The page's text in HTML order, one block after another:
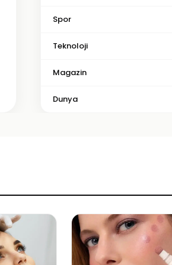
Spor
Teknoloji
Magazin
Dunya